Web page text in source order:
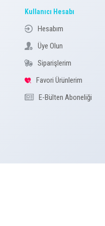
Kullanıcı Hesabı
Hesabım
Üye Olun
Siparişlerim
Favori Ürünlerim
E-Bülten Aboneliği